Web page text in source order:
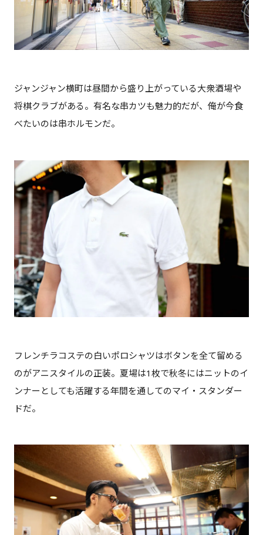
ジャンジャン横町は昼間から盛り上がっている大衆酒場や
将棋クラブがある。有名な串カツも魅力的だが、俺が今食
べたいのは串ホルモンだ。
フレンチラコステの白いポロシャツはボタンを全て留める
のがアニスタイルの正装。夏場は1枚で秋冬にはニットのイ
ンナーとしても活躍する年間を通してのマイ・スタンダー
ドだ。